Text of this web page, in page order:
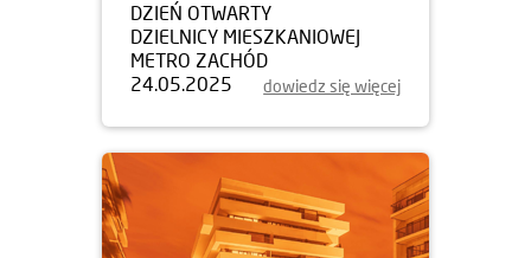
DZIEŃ OTWARTY
DZIELNICY MIESZKANIOWEJ
METRO ZACHÓD
24.05.2025
dowiedz się więcej